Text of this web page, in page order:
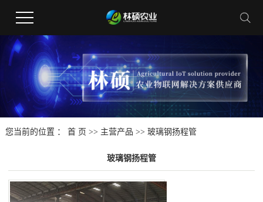
您当前的位置 ： 首 页 >> 主营产品 >> 玻璃钢扬程管
玻璃钢扬程管